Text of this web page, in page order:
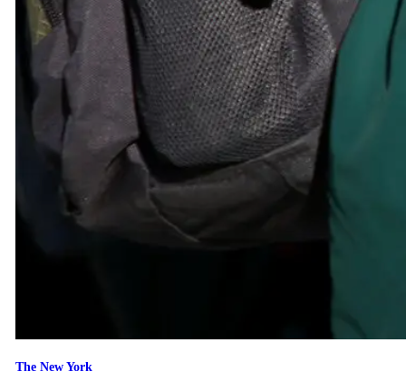
The New York